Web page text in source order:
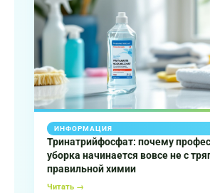
ИНФОРМАЦИЯ
Тринатрийфосфат: почему
уборка начинается вовсе не с
правильной химии
Читать →